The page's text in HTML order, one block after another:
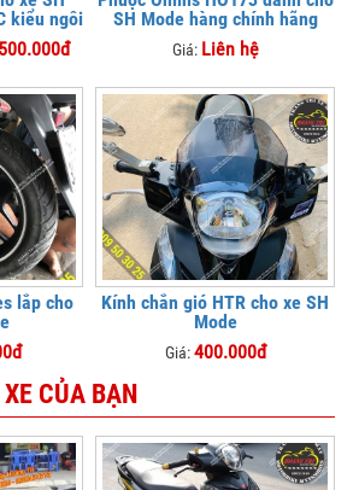
kiểu ngôi
SH Mode hàng chính hãng
Giá: Liên hệ
lắp cho
Kính chắn gió HTR cho xe SH
Mode
Giá:400.000đ
CỦA BẠN